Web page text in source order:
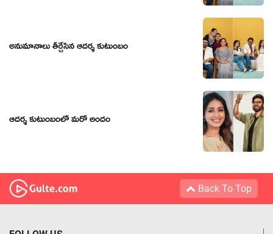
అనుమానాలు తీర్చేసిన ఆదర్శ కుటుంబం
ఆదర్శ కుటుంబంలో మరో అందం
Back To Top